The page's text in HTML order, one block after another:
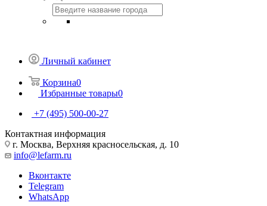
Личный кабинет
Корзина0
Избранные товары0
+7 (495) 500-00-27
Контактная информация
г. Москва, Верхняя красносельская, д. 10
info@lefarm.ru
Вконтакте
Telegram
WhatsApp